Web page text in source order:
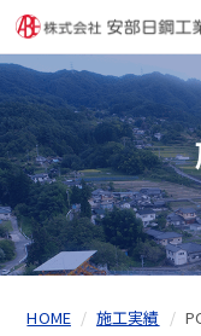
HOME 施工実績